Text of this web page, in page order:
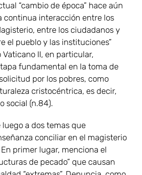
“cambio de época” hace aún
continua interacción entre los
entre los ciudadanos y
el pueblo y las instituciones”
Vaticano II, en particular,
fundamental en la toma de
por los pobres, como
cristocéntrica, es decir,
social (n.84).
luego a dos temas que
conciliar en el magisterio
primer lugar, menciona el
de pecado” que causan